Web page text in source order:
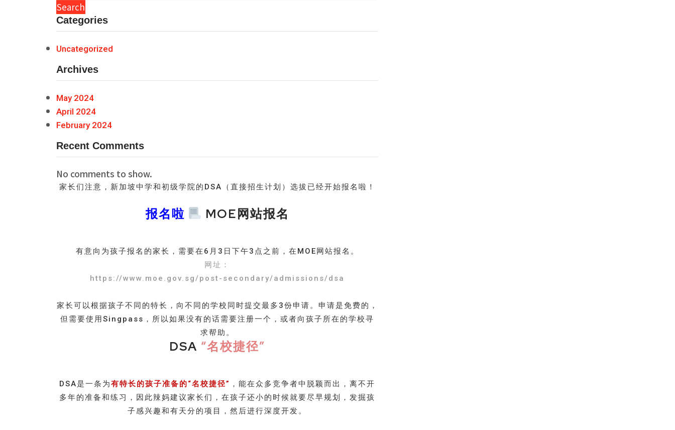
Search
Categories
Uncategorized
Archives
May 2024
April 2024
February 2024
Recent Comments
No comments to show.
家长们注意，新加坡中学和初级学院的DSA（直接招生计划）选拔已经开始报名啦！
报名啦 MOE网站报名
有意向为孩子报名的家长，需要在6月3日下午3点之前，在MOE网站报名。
网址：
https://www.moe.gov.sg/post-secondary/admissions/dsa
家长可以根据孩子不同的特长，向不同的学校同时提交最多3份申请。申请是免费的，
但需要使用Singpass，所以如果没有的话需要注册一个，或者向孩子所在的学校寻
求帮助。
DSA “名校捷径”
DSA是一条为有特长的孩子准备的“名校捷径” ，能在众多竞争者中脱颖而出，离不开
多年的准备和练习，因此辣妈建议家长们，在孩子还小的时候就要尽早规划，发掘孩
子感兴趣和有天分的项目，然后进行深度开发。